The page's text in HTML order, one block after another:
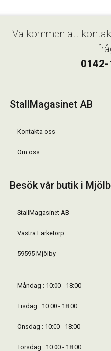
Välkommen att
StallMagasinet AB
Kontakta oss
Om oss
Besök vår butik i
StallMagasinet AB
Västra Lärketorp
59595 Mjölby
Måndag : 10:00 - 18:00
Tisdag : 10:00 - 18:00
Onsdag : 10:00 - 18:00
Torsdag : 10:00 - 18:00